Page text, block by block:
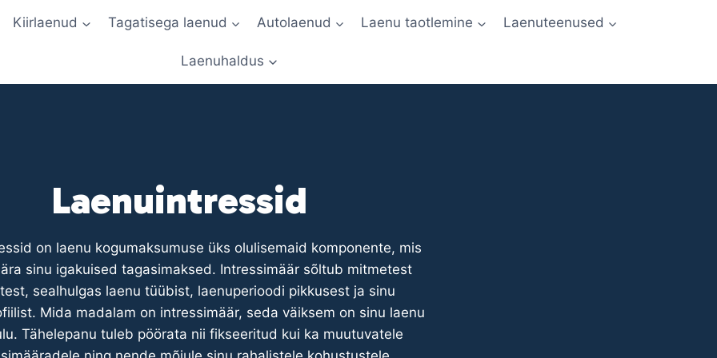
Kiirlaenud Tagatisega laenud Autolaenud Laenu taotlemine Laenuteenused
Laenuhaldus
Laenuintressid
on laenu kogumaksumuse üks olulisemaid komponente, mis
sinu igakuised tagasimaksed. Intressimäär sõltub mitmetest
sealhulgas laenu tüübist, laenuperioodi pikkusest ja sinu
Mida madalam on intressimäär, seda väiksem on sinu laenu
Tähelepanu tuleb pöörata nii fikseeritud kui ka muutuvatele